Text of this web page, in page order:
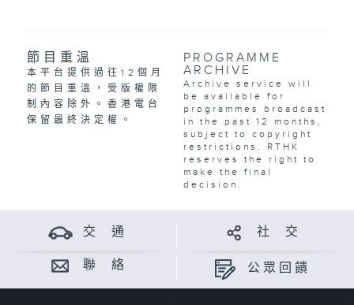
節目重溫
本平台提供過往12個月
的節目重溫，受版權限
制內容除外。香港電台
保留最終決定權。
PROGRAMME
ARCHIVE
Archive service will
be available for
programmes broadcast
in the past 12 months,
subject to copyright
restrictions. RTHK
reserves the right to
make the final
decision.
交 通 社 交
聯 絡 公眾回饋